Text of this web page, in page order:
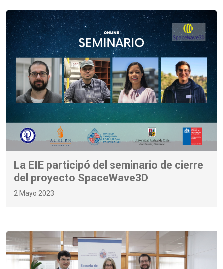
La EIE participó del seminario de cierre
del proyecto SpaceWave3D
2 Mayo 2023